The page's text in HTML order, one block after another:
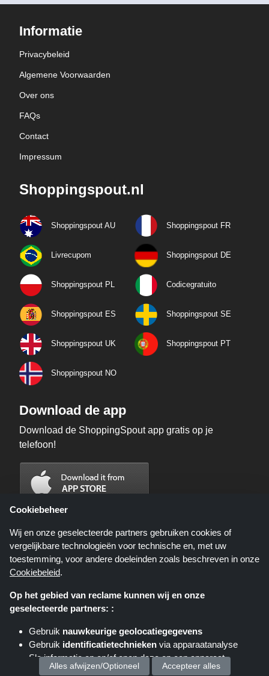
Informatie
Privacybeleid
Algemene Voorwaarden
Over ons
FAQs
Contact
Impressum
Shoppingspout.nl
Shoppingspout AU Shoppingspout FR
Livrecupom Shoppingspout DE
Shoppingspout PL Codicegratuito
Shoppingspout ES Shoppingspout SE
Shoppingspout UK Shoppingspout PT
Shoppingspout NO
Download de app
Download de ShoppingSpout app gratis op je
telefoon!
Shoppingspout.nl is een website die u deals, kortingen en kortingscodes
verschillende affiliate netwerken. Shoppingspout.nl of zijn medewerkers
maken geen deel uit van het bestelproces wanneer u een bestelling plaatst
via deze links, zij ontvangen enkel een commissie via deze links/deals.
auteursrechten © 2026 ShoppingSpout. Alle rechten voorbehouden.
Cookiebeheer
Wij en onze geselecteerde partners gebruiken cookies of
vergelijkbare technologieën voor technische en, met uw
toestemming, voor andere doeleinden zoals beschreven in onze
Cookiebeleid.
Op het gebied van reclame kunnen wij en onze
geselecteerde partners: :
Gebruik nauwkeurige geolocatiegegevens
Gebruik identificatietechnieken via apparaatanalyse
Sla informatie op en/of open deze op een apparaat
Alles afwijzen/Optioneel Accepteer alles